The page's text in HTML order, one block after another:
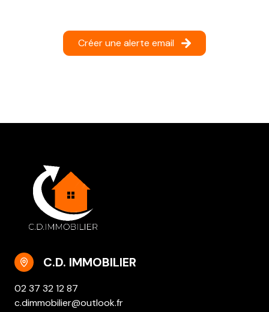
Créer une alerte email
C.D. IMMOBILIER
02 37 32 12 87
c.dimmobilier@outlook.fr